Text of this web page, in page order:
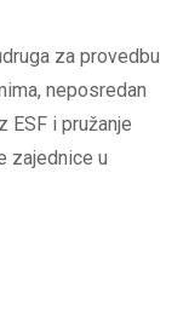
za provedbu
neposredan
ESF i pružanje
zajednice u